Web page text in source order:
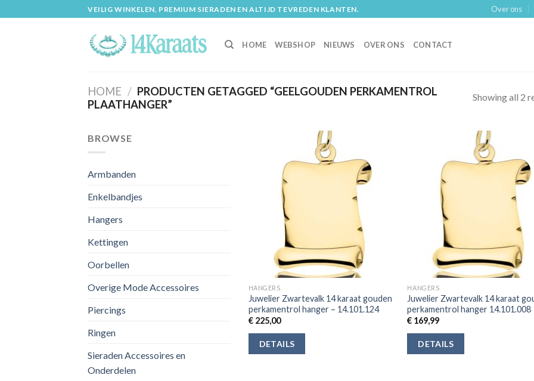
to
VEILIG WINKELEN, PREMIUM SIERADEN EN ALTIJD TEVREDEN KLANTEN. Over ons
HOME WEBSHOP NIEUWS OVER ONS CONTACT
HOME / PRODUCTEN GETAGGED “GEELGOUDEN PERKAMENTROL
PLAATHANGER”
Showing all 2
BROWSE
Armbanden
Enkelbandjes
Hangers
Kettingen
Oorbellen
Overige Mode Accessoires
Piercings
Ringen
Sieraden Accessoires en
Onderdelen
HANGERS
Juwelier Zwartevalk 14 karaat gouden
perkamentrol hanger – 14.101.124
€225,00
DETAILS
HANGERS
Juwelier Zwartevalk 14 karaat
perkamentrol hanger 14.101.008
€ 169,99
DETAILS